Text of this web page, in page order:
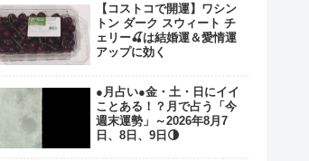
【コストコで開運】ワシン
トン ダーク スウィート チ
ェリー🍒は結婚運＆愛情運
アップに効く
●月占い●金・土・日にイイ
ことある！？月で占う「今
週末運勢」～2026年8月7
日、8日、9日🌗